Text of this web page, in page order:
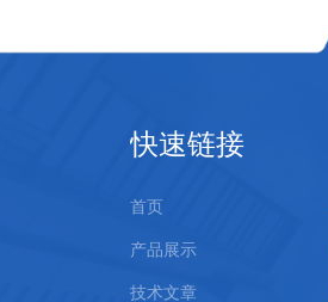
快速链接
首页
产品展示
技术文章